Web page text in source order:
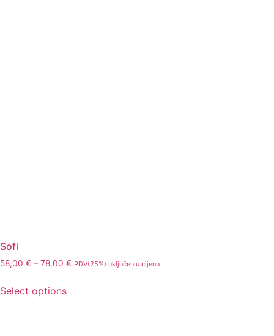
Sofi
58,00 € – 78,00 € PDV(25%) uključen u cijenu
Select options